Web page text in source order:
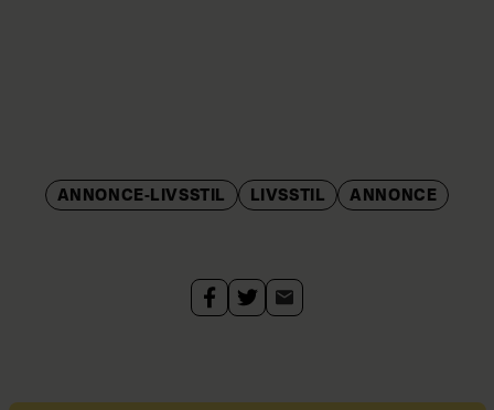
ANNONCE-LIVSSTIL LIVSSTIL ANNONCE